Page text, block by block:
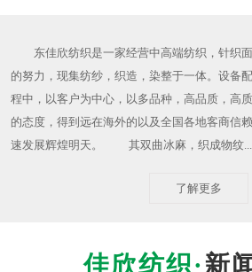
东佳欣纺织是一家经营中高端纺织，针织面
的努力，现集纺纱，织造，染整于一体。设备
程中，以客户为中心，以多品种，高品质，高
的态度，得到远在海外的以及全国各地客商信
速发展辉煌明天。 其双曲冰麻，织成物纹...
了解更多
新